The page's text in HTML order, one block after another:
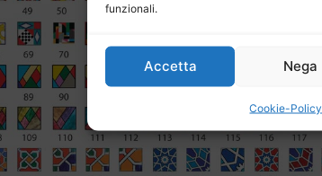
funzionali.
Accetta Nega
Cookie-Policy